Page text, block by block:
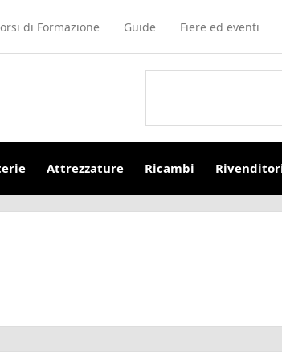
di Formazione Guide Fiere ed eventi
Attrezzature Ricambi